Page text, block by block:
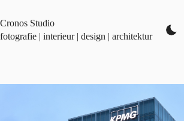
springen
Cronos Studio
fotografie | interieur | design | architektur